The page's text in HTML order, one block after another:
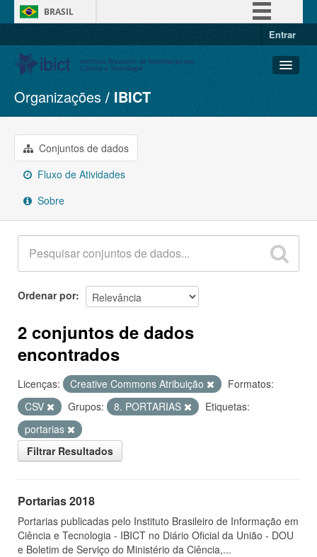
BRASIL
Entrar
Conjuntos de dados
Organizações
Grupos
Sobre
Organizações IBICT
Conjuntos de dados
Fluxo de Atividades
Sobre
Ordenar por
2 conjuntos de dados
encontrados
Licenças: Creative Commons Atribuição
Formatos:
CSV
Grupos: 8. PORTARIAS
Etiquetas:
portarias
Filtrar Resultados
Portarias 2018
Portarias publicadas pelo Instituto Brasileiro de Informação em
Ciência e Tecnologia - IBICT no Diário Oficial da União - DOU
e Boletim de Serviço do Ministério da Ciência,...